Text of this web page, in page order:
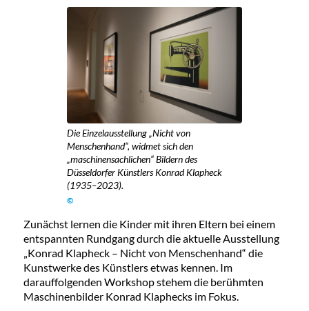
Die Einzelausstellung „Nicht von
Menschenhand“, widmet sich den
„maschinensachlichen“ Bildern des
Düsseldorfer Künstlers Konrad Klapheck
(1935–2023).
©
Zunächst lernen die Kinder mit ihren Eltern bei einem
entspannten Rundgang durch die aktuelle Ausstellung
„Konrad Klapheck – Nicht von Menschenhand“ die
Kunstwerke des Künstlers etwas kennen. Im
darauffolgenden Workshop stehem die berühmten
Maschinenbilder Konrad Klaphecks im Fokus.